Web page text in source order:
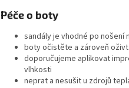
Péče o boty
sandály je vhodné po nošení
boty očistěte a zároveň
doporučujeme aplikovat
vlhkosti
neprat a nesušit u zdrojů